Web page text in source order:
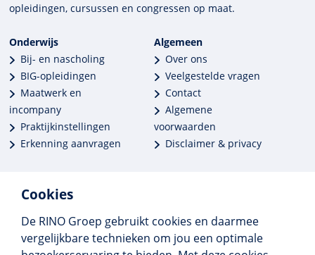
Cookies
De RINO Groep gebruikt cookies en daarmee
vergelijkbare technieken om jou een optimale
opleidingen, cursussen en congres­sen op maat.
Onderwijs
Bij- en nascholing
BIG-opleidingen
Maatwerk en
incompany
Praktijkinstellingen
Erkenning aanvragen
Algemeen
Over ons
Veelgestelde vragen
Contact
Algemene
voorwaarden
Disclaimer & privacy
Meer dan 250 opleidingen
Alle BIG-opleidingen in huis